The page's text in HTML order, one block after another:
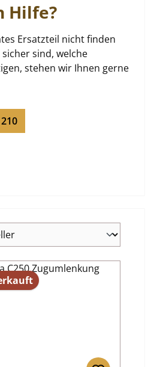
Hilfe?
Ersatzteil nicht finden
sind, welche
stehen wir Ihnen gerne